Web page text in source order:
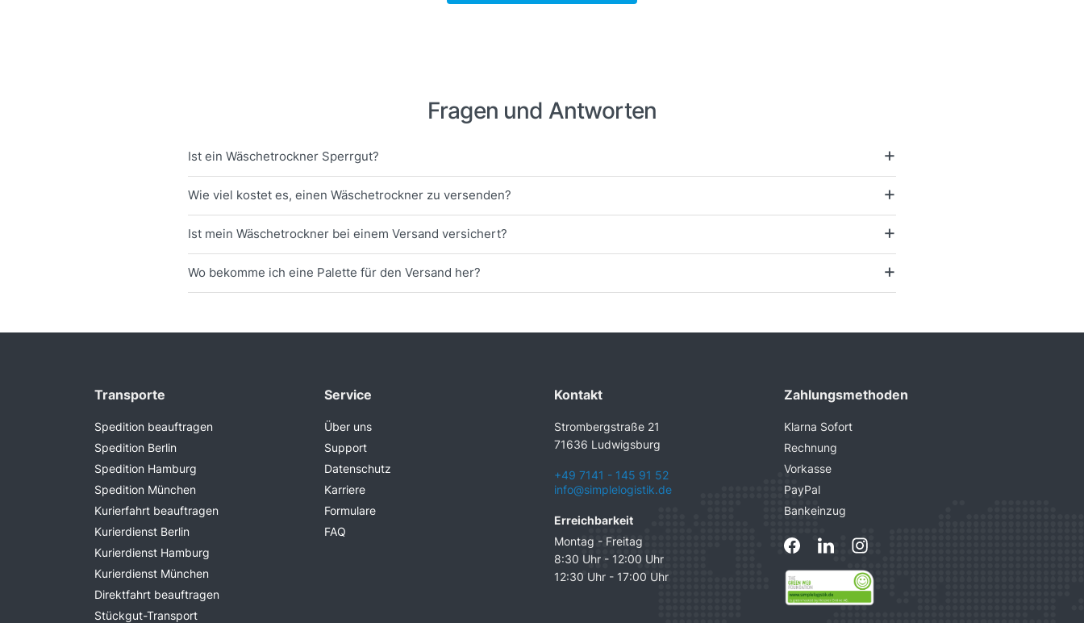
Fragen und Antworten
Ist ein Wäschetrockner Sperrgut?
Wie viel kostet es, einen Wäschetrockner zu versenden?
Ist mein Wäschetrockner bei einem Versand versichert?
Wo bekomme ich eine Palette für den Versand her?
Transporte
Spedition beauftragen
Spedition Berlin
Spedition Hamburg
Spedition München
Kurierfahrt beauftragen
Kurierdienst Berlin
Kurierdienst Hamburg
Kurierdienst München
Direktfahrt beauftragen
Stückgut-Transport
Service
Über uns
Support
Datenschutz
Karriere
Formulare
FAQ
Kontakt
Strombergstraße 21
71636 Ludwigsburg
+49 7141 - 145 91 52
info@simplelogistik.de
Erreichbarkeit
Montag - Freitag
8:30 Uhr - 12:00 Uhr
12:30 Uhr - 17:00 Uhr
Zahlungsmethoden
Klarna Sofort
Rechnung
Vorkasse
PayPal
Bankeinzug